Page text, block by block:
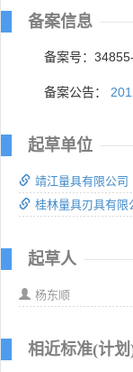
备案信息
备案号：34855-
备案公告：
起草单位
靖江量具有限公司
桂林量具刃具有限
起草人
杨东顺
相近标准(计划